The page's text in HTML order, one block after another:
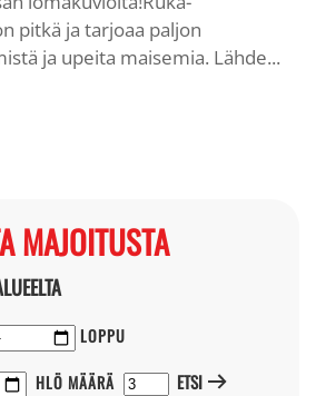
pitkä ja tarjoaa paljon
ja upeita maisemia. Lähde...
MAJOITUSTA
LOPPU
HLÖ MÄÄRÄ
ETSI